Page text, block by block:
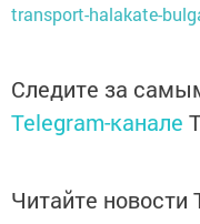
transport-halakate-
Следите за
Telegram-канале
Читайте новости